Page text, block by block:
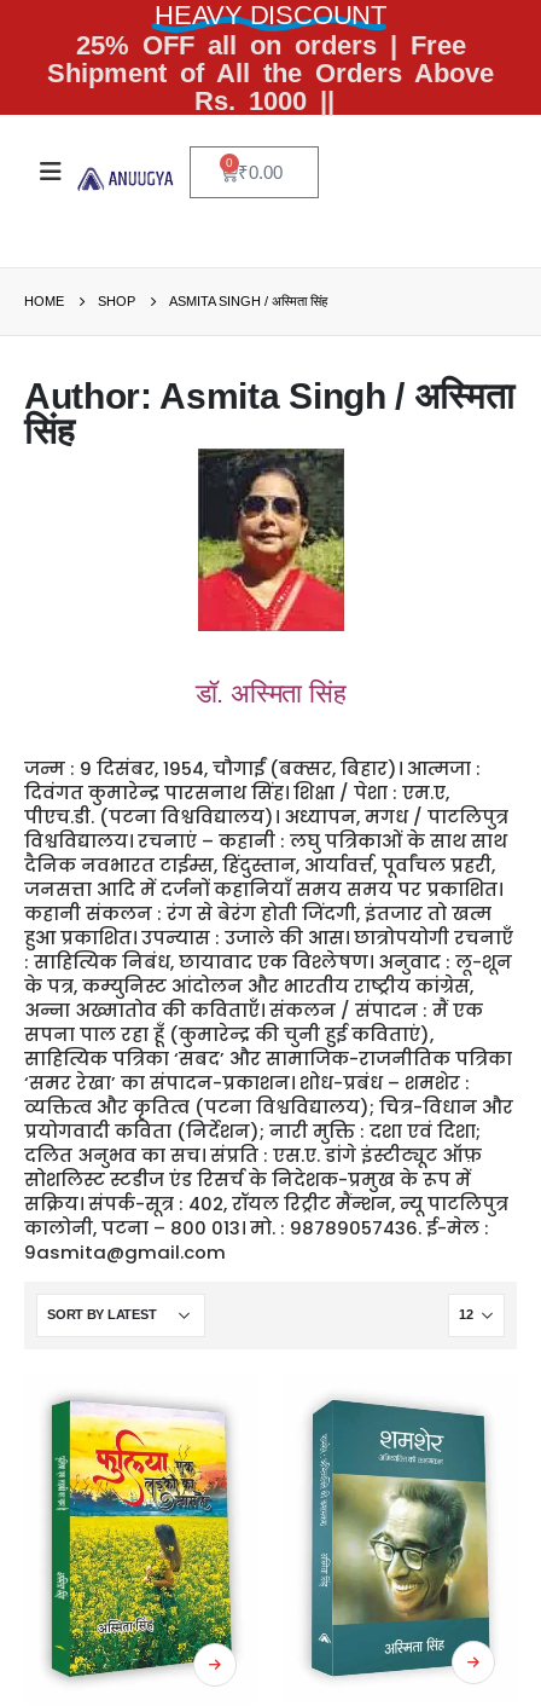
HEAVY DISCOUNT
25% OFF all on orders | Free
Shipment of All the Orders Above
Rs. 1000 ||
₹0.00
0
HOME SHOP ASMITA SINGH / अस्मिता सिंह
Author: Asmita Singh / अस्मिता
सिंह
डॉ. अस्मिता सिंह
जन्म : 9 दिसंबर, 1954, चौगाईं (बक्सर, बिहार)। आत्मजा :
दिवंगत कुमारेन्द्र पारसनाथ सिंह। शिक्षा / पेशा : एम.ए,
पीएच.डी. (पटना विश्वविद्यालय)। अध्यापन, मगध / पाटलिपुत्र
विश्वविद्यालय। रचनाएं – कहानी : लघु पत्रिकाओं के साथ साथ
दैनिक नवभारत टाईम्स, हिंदुस्तान, आर्यावर्त्त, पूर्वांचल प्रहरी,
जनसत्ता आदि में दर्जनों कहानियाँ समय समय पर प्रकाशित।
कहानी संकलन : रंग से बेरंग होती जिंदगी, इंतजार तो खत्म
हुआ प्रकाशित। उपन्यास : उजाले की आस। छात्रोपयोगी रचनाएँ
: साहित्यिक निबंध, छायावाद एक विश्लेषण। अनुवाद : लू-शून
के पत्र, कम्युनिस्ट आंदोलन और भारतीय राष्ट्रीय कांग्रेस,
अन्ना अख्मातोव की कविताएँ। संकलन / संपादन : मैं एक
सपना पाल रहा हूँ (कुमारेन्द्र की चुनी हुई कविताएं),
साहित्यिक पत्रिका ‘सबद’ और सामाजिक-राजनीतिक पत्रिका
‘समर रेखा’ का संपादन-प्रकाशन। शोध-प्रबंध – शमशेर :
व्यक्तित्व और कृतित्व (पटना विश्वविद्यालय); चित्र-विधान और
प्रयोगवादी कविता (निर्देशन); नारी मुक्ति : दशा एवं दिशा;
दलित अनुभव का सच। संप्रति : एस.ए. डांगे इंस्टीट्यूट ऑफ़
सोशलिस्ट स्टडीज एंड रिसर्च के निदेशक-प्रमुख के रूप में
सक्रिय। संपर्क-सूत्र : 402, रॉयल रिट्रीट मैंन्शन, न्यू पाटलिपुत्र
कालोनी, पटना – 800 013। मो. : 98789057436. ई-मेल :
9asmita@gmail.com